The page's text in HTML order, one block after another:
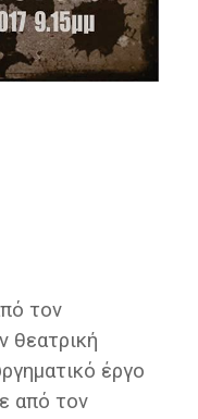
τον
θεατρική
έργο
από τον